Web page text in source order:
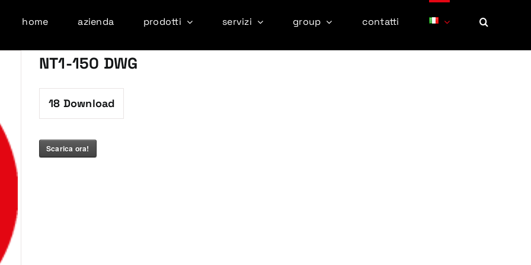
home azienda prodotti servizi group contatti
NT1-150 DWG
18 Download
Scarica ora!